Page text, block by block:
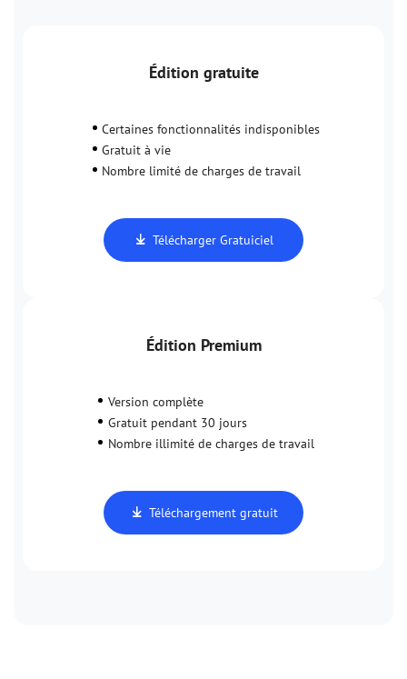
Édition gratuite
Certaines fonctionnalités indisponibles
Gratuit à vie
Nombre limité de charges de travail
Télécharger Gratuiciel
Édition Premium
Version complète
Gratuit pendant 30 jours
Nombre illimité de charges de travail
Téléchargement gratuit